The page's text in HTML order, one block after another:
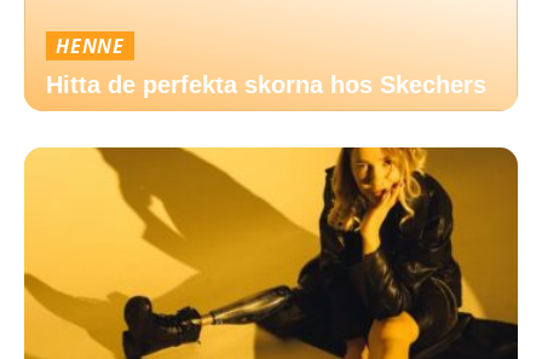
HENNE
Hitta de perfekta skorna hos Skechers